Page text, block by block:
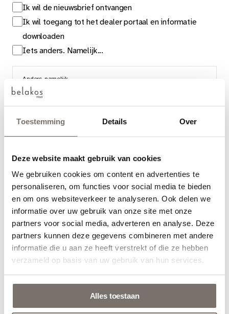
Toestemming Details Over
Deze website maakt gebruik van cookies
We gebruiken cookies om content en advertenties te
personaliseren, om functies voor social media te bieden
en om ons websiteverkeer te analyseren. Ook delen we
informatie over uw gebruik van onze site met onze
partners voor social media, adverteren en analyse. Deze
partners kunnen deze gegevens combineren met andere
informatie die u aan ze heeft verstrekt of die ze hebben
verzameld op basis van uw gebruik van hun services.
Alles toestaan
Choose your language
Engels
Nederlands
Ik wil de nieuwsbrief ontvangen
Ik wil toegang tot het dealer portaal en informatie
downloaden
Iets anders. Namelijk...
Anders, namelijk...
Ik ga ermee akkoord dat Belakos mijn persoonlijke
gegevens verzamelt en verwerkt volgens het
Privacybeleid
Verzenden
Niet zomaar een vloer, jóuw vloer!